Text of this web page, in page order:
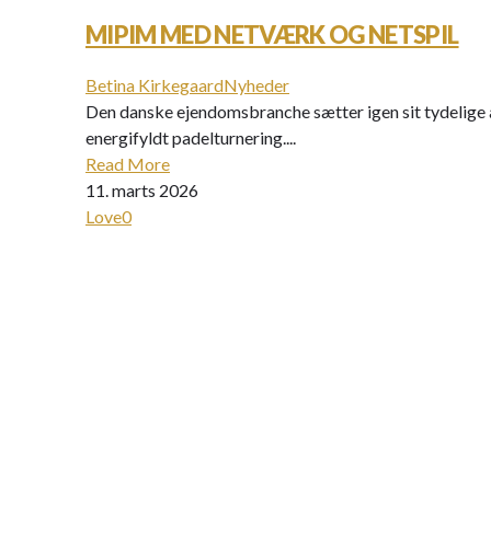
MIPIM MED NETVÆRK OG NETSPIL
Betina KirkegaardNyheder
Den danske ejendomsbranche sætter igen sit
energifyldt padelturnering....
Read More
11. marts 2026
Love0